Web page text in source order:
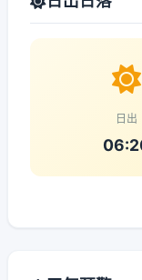
日出